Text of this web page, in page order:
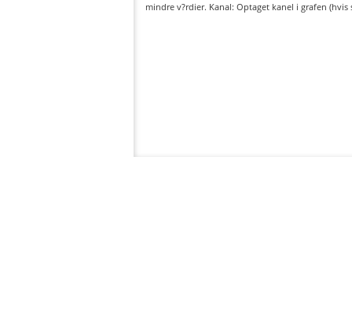
mindre v?rdier. Kanal: Optaget kanel i grafen